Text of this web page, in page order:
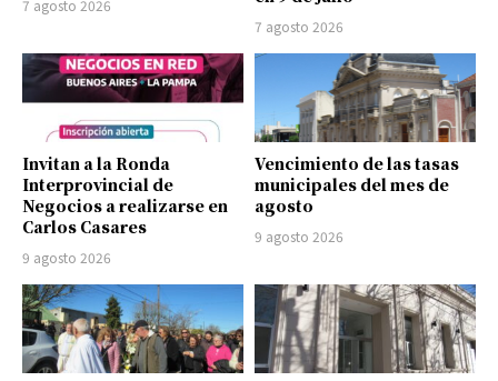
7 agosto 2026
7 agosto 2026
Invitan a la Ronda
Interprovincial de
Negocios a realizarse en
Carlos Casares
9 agosto 2026
Vencimiento de las tasas
municipales del mes de
agosto
9 agosto 2026